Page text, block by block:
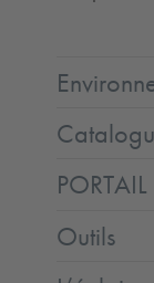
Outils